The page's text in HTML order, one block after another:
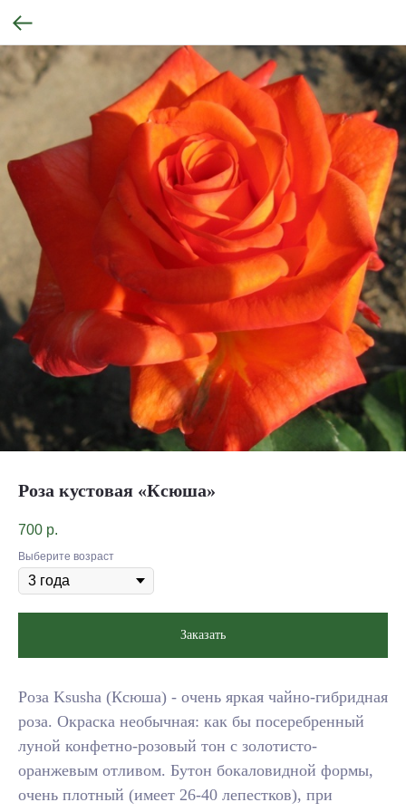
Роза кустовая «Ксюша»
700 р.
Выберите возраст
Заказать
Роза Ksusha (Ксюша) - очень яркая чайно-гибридная
роза. Окраска необычная: как бы посеребренный
луной конфетно-розовый тон с золотисто-
оранжевым отливом. Бутон бокаловидной формы,
очень плотный (имеет 26-40 лепестков), при